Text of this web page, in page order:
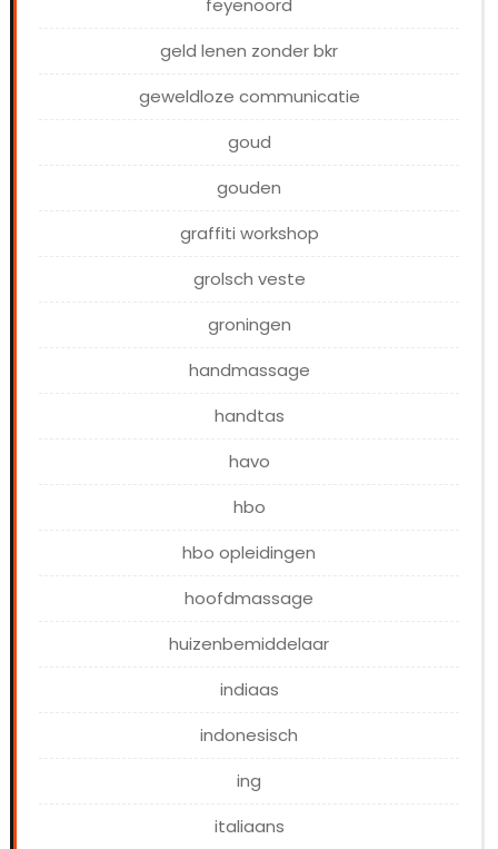
feyenoord
geld lenen zonder bkr
geweldloze communicatie
goud
gouden
graffiti workshop
grolsch veste
groningen
handmassage
handtas
havo
hbo
hbo opleidingen
hoofdmassage
huizenbemiddelaar
indiaas
indonesisch
ing
italiaans